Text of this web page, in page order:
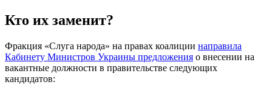
Кто их заменит?
Фракция «Слуга народа» на правах коалиции направила
Кабинету Министров Украины предложения о внесении на
вакантные должности в правительстве следующих
кандидатов: